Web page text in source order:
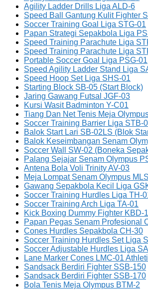
Agility Ladder Drills Liga ALD-6
Speed Ball Gantung Kulit Fighter
Soccer Training Goal Liga STG-01
Papan Strategi Sepakbola Liga
Speed Training Parachute Liga
Speed Training Parachute Liga
Portable Soccer Goal Liga PSG-01
Speed Agility Ladder Stand Liga
Speed Hoop Set Liga SHS-01
Starting Block SB-05 (Start Block)
Jaring Gawang Futsal JGF-03
Kursi Wasit Badminton Y-C01
Tiang Dan Net Tenis Meja
Soccer Training Barrier Liga STB-
Balok Start Lari SB-02LS (Blok
Balok Keseimbangan Senam
Soccer Wall SW-02 (Boneka
Palang Sejajar Senam Olympus
Antena Bola Voli Trinity AV-03
Meja Lompat Senam Olympus
Gawang Sepakbola Kecil Liga
Soccer Training Hurdles Liga TH-
Soccer Training Arch Liga TA-01
Kick Boxing Dummy Fighter KBD-
Papan Pegas Senam Profesional
Cones Hurdles Sepakbola CH-30
Soccer Training Hurdles Set Liga
Soccer Adjustable Hurdles Liga
Lane Marker Cones LMC-01
Sandsack Berdiri Fighter SSB-150
Sandsack Berdiri Fighter SSB-170
Bola Tenis Meja Olympus BTM-2